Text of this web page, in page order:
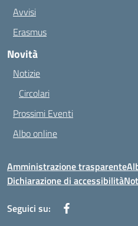
Avvisi
Erasmus
Novità
Notizie
Circolari
Prossimi Eventi
Albo online
Amministrazione trasparente
Dichiarazione di accessibilità
Seguici su: